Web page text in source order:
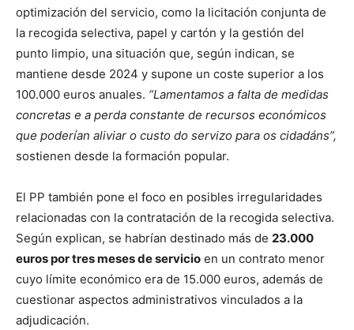
optimización del servicio, como la licitación conjunta de
la recogida selectiva, papel y cartón y la gestión del
punto limpio, una situación que, según indican, se
mantiene desde 2024 y supone un coste superior a los
100.000 euros anuales. “Lamentamos a falta de medidas
concretas e a perda constante de recursos económicos
que poderían aliviar o custo do servizo para os cidadáns”,
sostienen desde la formación popular.
El PP también pone el foco en posibles irregularidades
relacionadas con la contratación de la recogida selectiva.
Según explican, se habrían destinado más de 23.000
euros por tres meses de servicio en un contrato menor
cuyo límite económico era de 15.000 euros, además de
cuestionar aspectos administrativos vinculados a la
adjudicación.